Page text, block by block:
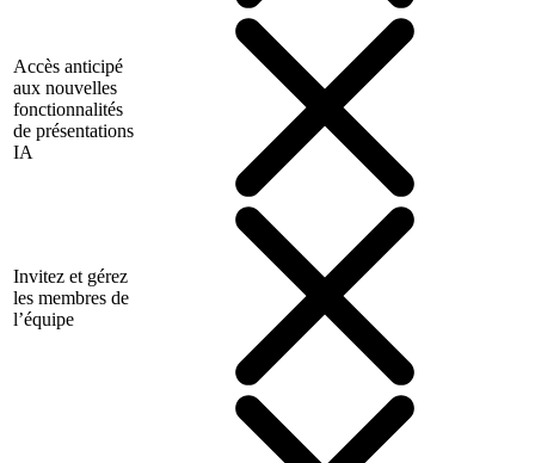
Accès anticipé
aux nouvelles
fonctionnalités
de présentations
IA
Invitez et gérez
les membres de
l’équipe